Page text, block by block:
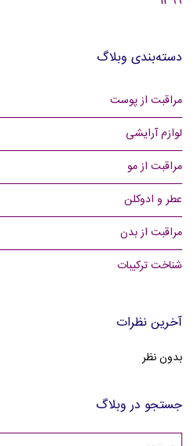
دسته‌بندی وبلاگ
مراقبت از پوست
لوازم آرایشی
مراقبت از مو
عطر و ادوکلن
مراقبت از بدن
شناخت ترکیبات
آخرین نظرات
بدون نظر
جستجو در وبلاگ